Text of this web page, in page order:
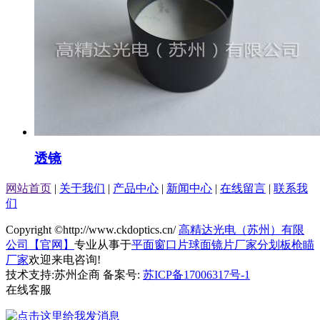
透镜
网站首页 | 关于我们 | 产品中心 | 新闻中心 | 在线留言 | 联系我
们
Copyright ©http://www.ckdoptics.cn/高精达光电（苏州）有限
公司【官网】 专业从事于平面窗口片球面镜片厂家分划板枪瞄
厂家欢迎来电咨询!
技术支持:苏州企商 备案号: 苏ICP备17006317号-1
在线客服